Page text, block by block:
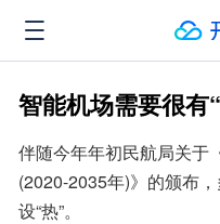
智能机场需要很有
伴随今年年初民航局关于
(2020-2035年)》的颁布
设“热”。